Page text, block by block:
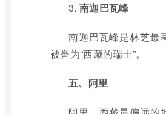
3. 南迦巴瓦峰
南迦巴瓦峰是林芝最
被誉为“西藏的瑞士”。
五、阿里